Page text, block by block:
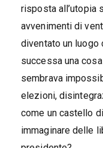
risposta all’utopia
avvenimenti di
diventato un luogo
successa una
sembrava
elezioni,
come un castello
immaginare delle